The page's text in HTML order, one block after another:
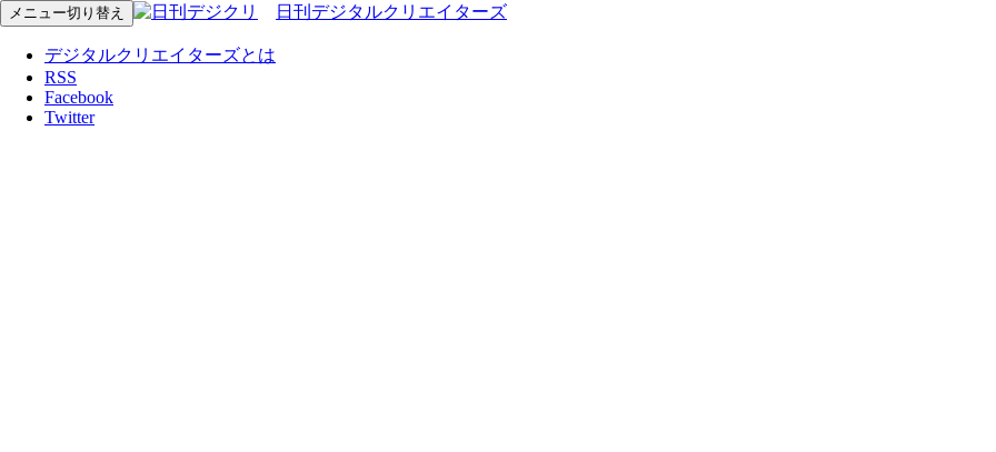
メニュー切り替え 日刊デジタルクリエイターズ
デジタルクリエイターズとは
RSS
Facebook
Twitter